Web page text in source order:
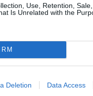
Use, Retention,
Is Unrelated with the
Deletion Data Access